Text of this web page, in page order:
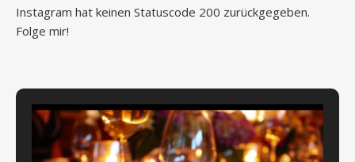
Instagram hat keinen Statuscode 200 zurückgegeben.
Folge mir!